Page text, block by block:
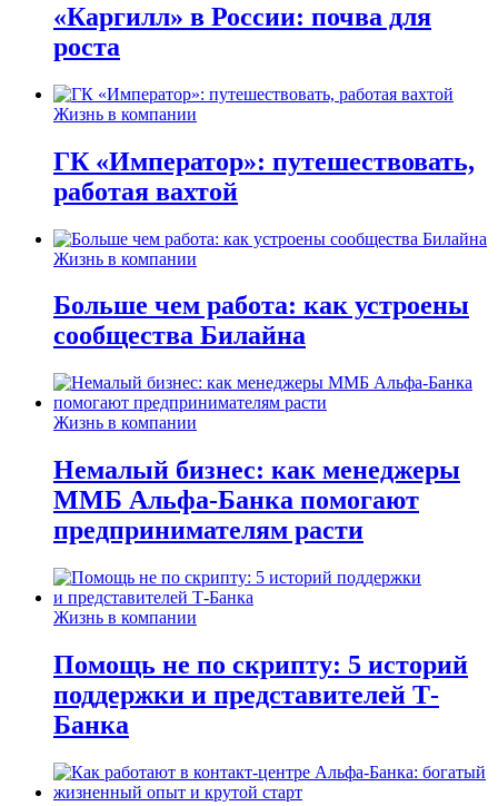
«Каргилл» в России: почва для
роста
Жизнь в компании
ГК «Император»: путешествовать,
работая вахтой
Жизнь в компании
Больше чем работа: как устроены
сообщества Билайна
Жизнь в компании
Немалый бизнес: как менеджеры
ММБ Альфа-Банка помогают
предпринимателям расти
Жизнь в компании
Помощь не по скрипту: 5 историй
поддержки и представителей Т-
Банка